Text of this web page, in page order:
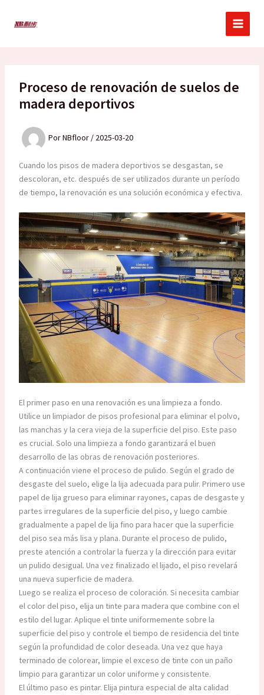
Proceso de renovación de suelos de
madera deportivos
PorNBfloor / 2025-03-20
Cuando los pisos de madera deportivos se desgastan, se
descoloran, etc. después de ser utilizados durante un período
de tiempo, la renovación es una solución económica y efectiva.
El primer paso en una renovación es una limpieza a fondo.
Utilice un limpiador de pisos profesional para eliminar el polvo,
las manchas y la cera vieja de la superficie del piso. Este paso
es crucial. Solo una limpieza a fondo garantizará el buen
desarrollo de las obras de renovación posteriores.​
A continuación viene el proceso de pulido. Según el grado de
desgaste del suelo, elige la lija adecuada para pulir. Primero use
papel de lija grueso para eliminar rayones, capas de desgaste y
partes irregulares de la superficie del piso, y luego cambie
gradualmente a papel de lija fino para hacer que la superficie
del piso sea más lisa y plana. Durante el proceso de pulido,
preste atención a controlar la fuerza y ​​la dirección para evitar
un pulido desigual. Una vez finalizado el lijado, el piso revelará
una nueva superficie de madera.​
Luego se realiza el proceso de coloración. Si necesita cambiar
el color del piso, elija un tinte para madera que combine con el
estilo del lugar. Aplique el tinte uniformemente sobre la
superficie del piso y controle el tiempo de residencia del tinte
según la profundidad de color deseada. Una vez que haya
terminado de colorear, limpie el exceso de tinte con un paño
limpio para garantizar un color uniforme y consistente.​
El último paso es pintar. Elija pintura especial de alta calidad